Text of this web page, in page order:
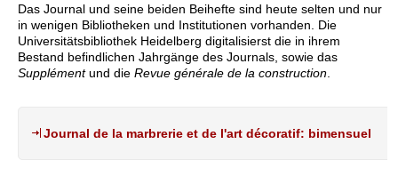
Das Journal und seine beiden Beihefte sind heute selten und nur
in wenigen Bibliotheken und Institutionen vorhanden. Die
Universitätsbibliothek Heidelberg digitalisierst die in ihrem
Bestand befindlichen Jahrgänge des Journals, sowie das
Supplémentund die Revue générale de la construction
Journal de la marbrerie et de l'art décoratif: bimensuel